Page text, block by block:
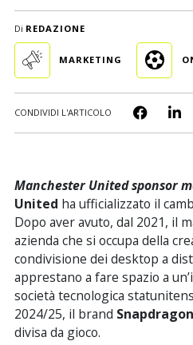
Di REDAZIONE
MARKETING
CONDIVIDI L'ARTICOLO
Manchester United sponsor
United ha ufficializzato il
Dopo aver avuto, dal 2021, il
azienda che si occupa della
condivisione dei desktop a
apprestano a fare spazio a
società tecnologica
2024/25, il brand Snapdragon
divisa da gioco.